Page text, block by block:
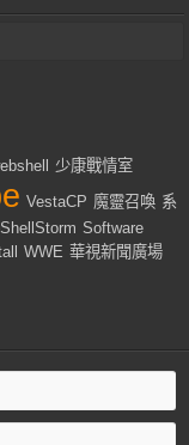
少康戰情室
VestaCP 魔靈召喚 系
Software
WWE 華視新聞廣場